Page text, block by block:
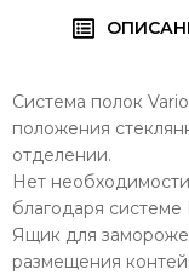
Система полок
положения
отделении.
Нет
благодаря системе
Ящик для
размещения